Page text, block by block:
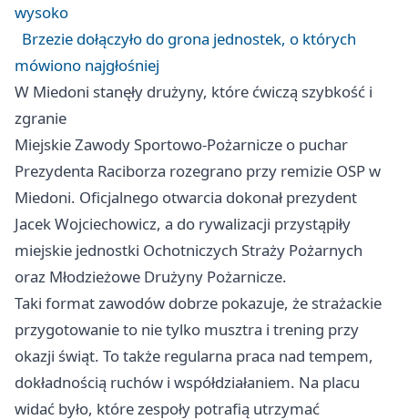
wysoko
Brzezie dołączyło do grona jednostek, o których
mówiono najgłośniej
W Miedoni stanęły drużyny, które ćwiczą szybkość i
zgranie
Miejskie Zawody Sportowo-Pożarnicze o puchar
Prezydenta Raciborza rozegrano przy remizie OSP w
Miedoni. Oficjalnego otwarcia dokonał prezydent
Jacek Wojciechowicz, a do rywalizacji przystąpiły
miejskie jednostki Ochotniczych Straży Pożarnych
oraz Młodzieżowe Drużyny Pożarnicze.
Taki format zawodów dobrze pokazuje, że strażackie
przygotowanie to nie tylko musztra i trening przy
okazji świąt. To także regularna praca nad tempem,
dokładnością ruchów i współdziałaniem. Na placu
widać było, które zespoły potrafią utrzymać